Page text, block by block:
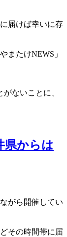
届けば幸いに存
またけNEWS」
ないことに、
県からは
がら開催してい
その時間帯に届